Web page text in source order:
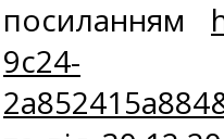
посиланням
9c24-